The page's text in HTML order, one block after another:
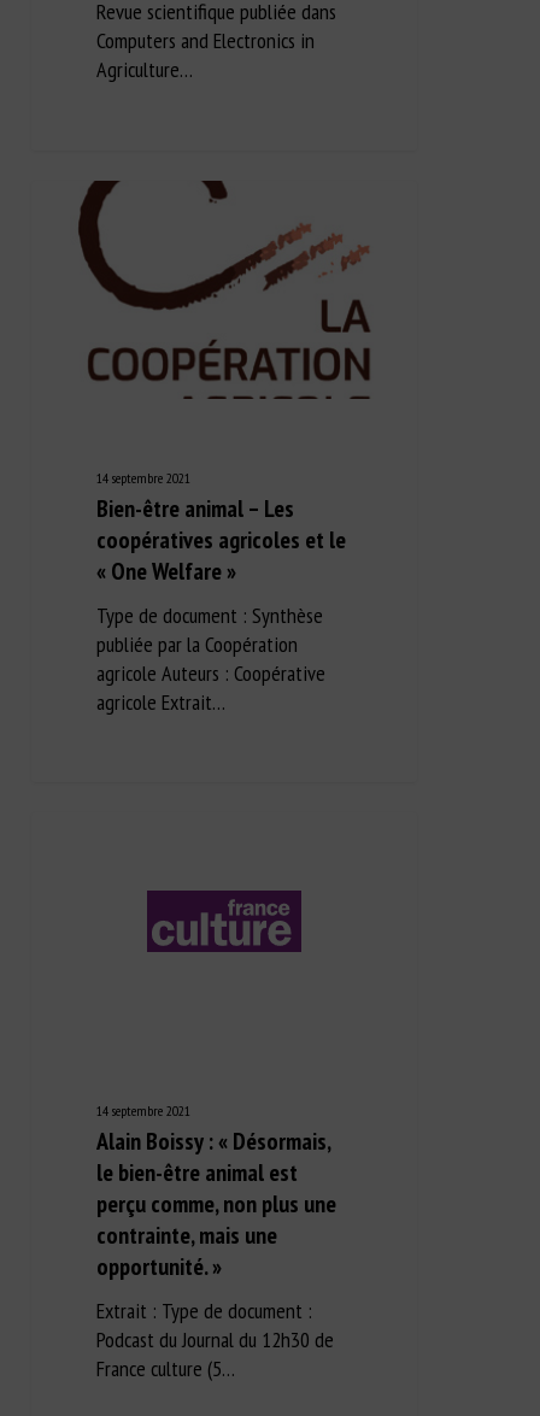
Revue scientifique publiée dans
Computers and Electronics in
Agriculture…
14 septembre 2021
Bien-être animal – Les
coopératives agricoles et le
« One Welfare »
Type de document : Synthèse
publiée par la Coopération
agricole Auteurs : Coopérative
agricole Extrait…
14 septembre 2021
Alain Boissy : « Désormais,
le bien-être animal est
perçu comme, non plus une
contrainte, mais une
opportunité. »
Extrait : Type de document :
Podcast du Journal du 12h30 de
France culture (5…